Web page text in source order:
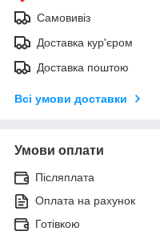
Самовивіз
Доставка кур'єром
Доставка поштою
Всі умови доставки
Умови оплати
Післяплата
Оплата на рахунок
Готівкою